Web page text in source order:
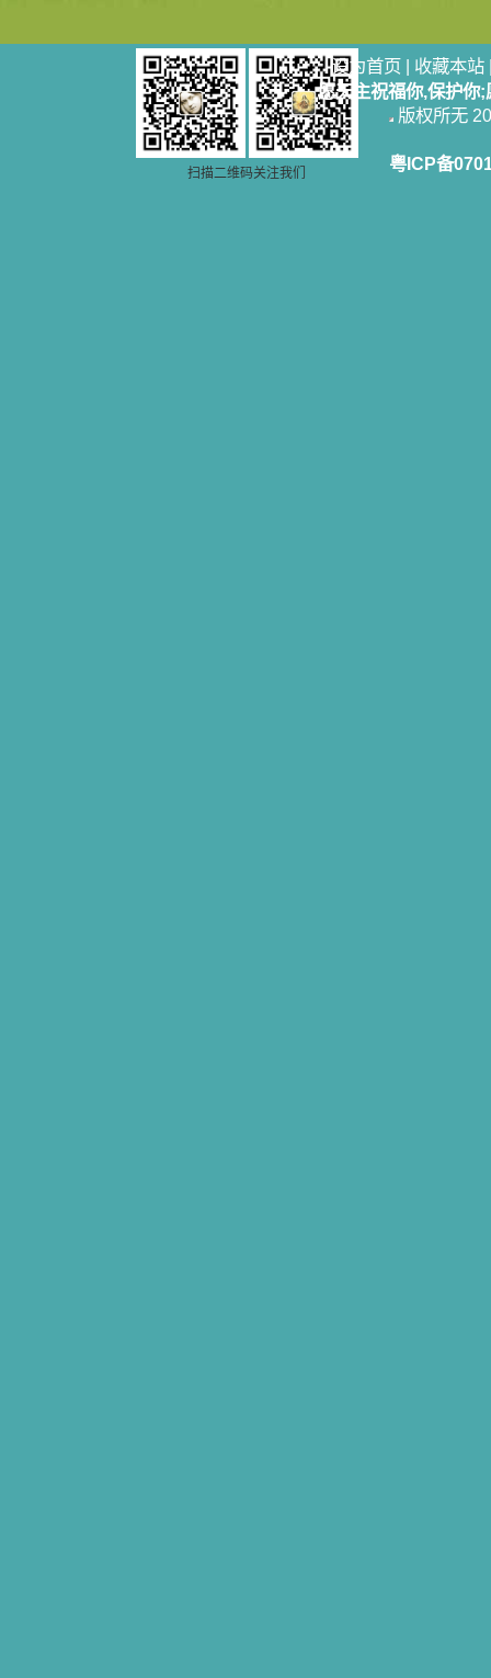
扫描二维码关注我们
设为首页 | 收藏本站
愿天主祝福你,保护你
版权所无
粤ICP备